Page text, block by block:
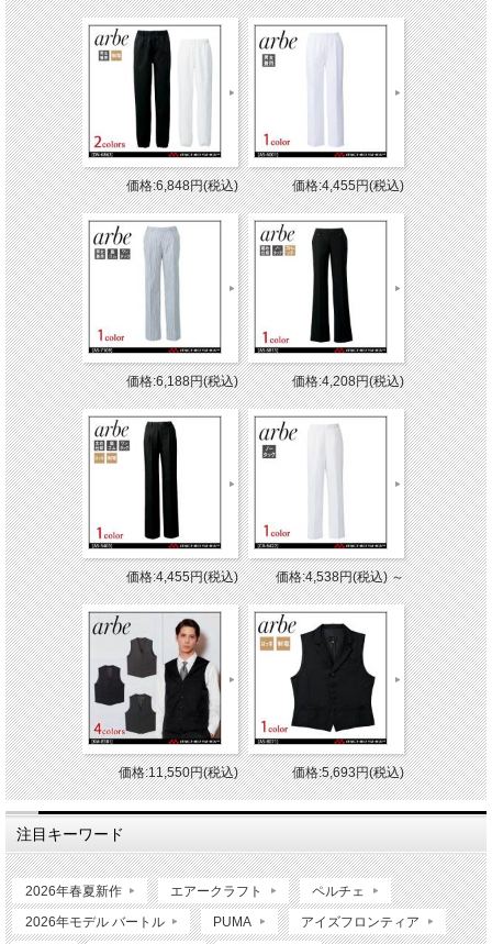
価格:6,848円(税込) 価格:4,455円(税込)
価格:6,188円(税込) 価格:4,208円(税込)
価格:4,455円(税込) 価格:4,538円(税込)～
価格:11,550円(税込) 価格:5,693円(税込)
注目キーワード
2026年春夏新作 エアークラフト ペルチェ
2026年モデル バートル PUMA アイズフロンティア